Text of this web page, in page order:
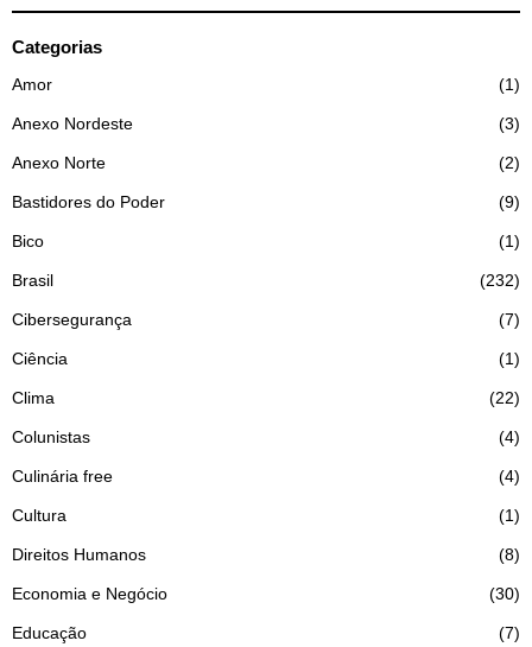
Categorias
Amor 1
Anexo Nordeste 3
Anexo Norte 2
Bastidores do Poder 9
Bico 1
Brasil 232
Cibersegurança 7
Ciência 1
Clima 22
Colunistas 4
Culinária free 4
Cultura 1
Direitos Humanos 8
Economia e Negócio 30
Educação 7